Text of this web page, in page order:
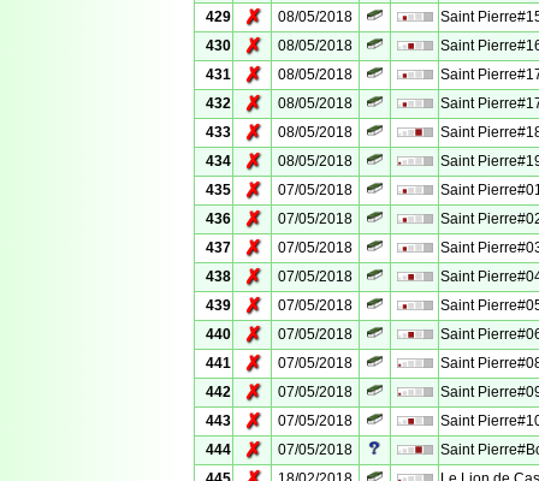
429 ✗ 08/05/2018
Saint
430
✗ 08/05/2018
Saint
431
✗ 08/05/2018
Saint
432
✗ 08/05/2018
Saint
433
✗ 08/05/2018
Saint
434
✗ 08/05/2018
Saint
435
✗ 07/05/2018
Saint
436
✗ 07/05/2018
Saint
437
✗ 07/05/2018
Saint
438
✗ 07/05/2018
Saint
439
✗ 07/05/2018
Saint
440
✗ 07/05/2018
Saint
441
✗ 07/05/2018
Saint
442
✗ 07/05/2018
Saint
443
✗ 07/05/2018
Saint
444
✗ 07/05/2018
Saint